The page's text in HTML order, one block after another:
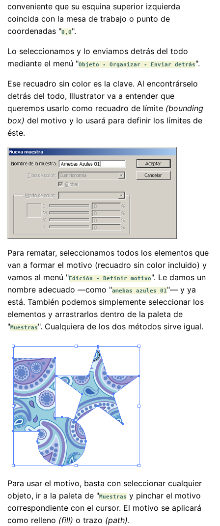
conveniente que su esquina superior izquierda
coincida con la mesa de trabajo o punto de
coordenadas "0,0".
Lo seleccionamos y lo enviamos detrás del todo
mediante el menú "Objeto - Organizar - Enviar detrás".
Ese recuadro sin color es la clave. Al encontrárselo
detrás del todo, Illustrator va a entender que
queremos usarlo como recuadro de límite (bounding
box) del motivo y lo usará para definir los límites de
éste.
Para rematar, seleccionamos todos los elementos que
van a formar el motivo (recuadro sin color incluido) y
vamos al menú "Edición - Definir motivo". Le damos un
nombre adecuado —como "amebas azules 01"— y ya
está. También podemos simplemente seleccionar los
elementos y arrastrarlos dentro de la paleta de
"Muestras". Cualquiera de los dos métodos sirve igual.
Para usar el motivo, basta con seleccionar cualquier
objeto, ir a la paleta de "Muestras y pinchar el motivo
correspondiente con el cursor. El motivo se aplicará
como relleno (fill) o trazo (path).